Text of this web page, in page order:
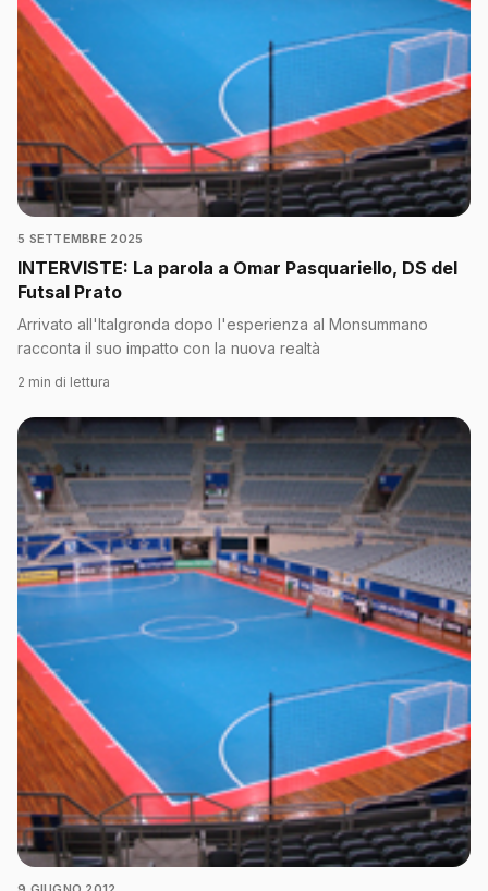
5 SETTEMBRE 2025
INTERVISTE: La parola a Omar Pasquariello, DS del
Futsal Prato
Arrivato all'Italgronda dopo l'esperienza al Monsummano
racconta il suo impatto con la nuova realtà
2 min di lettura